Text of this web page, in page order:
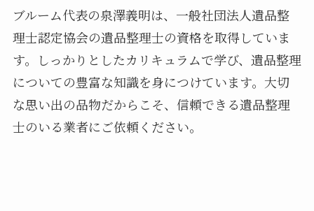
ブルーム代表の泉澤義明は、一般社団法人遺品整
理士認定協会の遺品整理士の資格を取得していま
す。しっかりとしたカリキュラムで学び、遺品整理
についての豊富な知識を身につけています。大切
な思い出の品物だからこそ、信頼できる遺品整理
士のいる業者にご依頼ください。